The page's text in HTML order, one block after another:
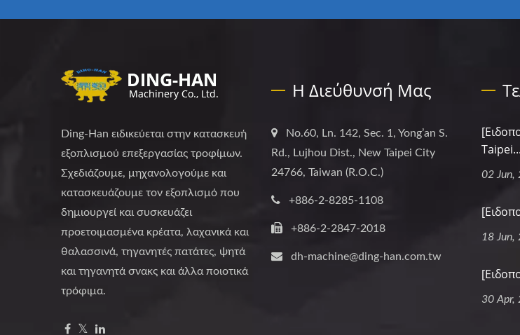
Ding-Han ειδικεύεται στην κατασκευή
εξοπλισμού επεξεργασίας τροφίμων.
Σχεδιάζουμε, μηχανολογούμε και
κατασκευάζουμε τον εξοπλισμό που
δημιουργεί και συσκευάζει
προετοιμασμένα κρέατα, λαχανικά και
θαλασσινά, τηγανητές πατάτες, ψητά
και τηγανητά σνακς και άλλα ποιοτικά
τρόφιμα.
Η Διεύθυνσή Μας
No.60, Ln. 142, Sec. 1, Yong’an S.
Rd., Lujhou Dist., New Taipei City
24766, Taiwan (R.O.C.)
+886-2-8285-1108
+886-2-2847-2018
dh-machine@ding-han.com.tw
Taipei...
02 Jun,
18 Jun,
30 Apr,